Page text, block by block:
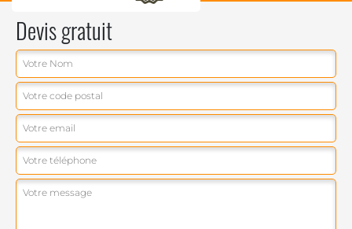
Devis gratuit